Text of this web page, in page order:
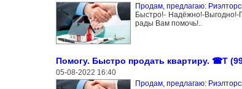
Продам, предлагаю:
Быстро!- Надёжно!-
рады Вам помочь!..
Помогу. Быстро продать квартиру. ☎Т
05-08-2022 16:40
Продам, предлагаю: